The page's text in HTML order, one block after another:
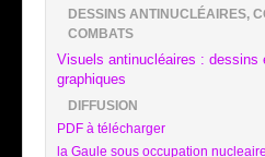
DESSINS ANTINUCLÉAIRES,
COMBATS
Visuels antinucléaires : dessins
graphiques
DIFFUSION
PDF à télécharger
la Gaule sous occupation nucleaire